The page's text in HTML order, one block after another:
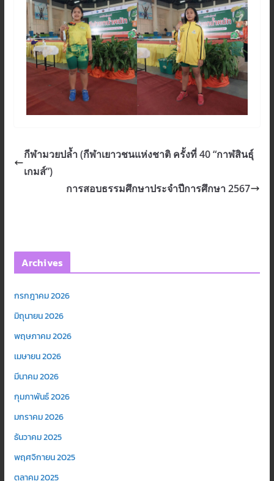
กีฬามวยปล้ำ (กีฬาเยาวชนแห่งชาติ ครั้งที่ 40 “กาฬสินธุ์
เกมส์”)
การสอบธรรมศึกษาประจำปีการศึกษา 2567
Archives
กรกฎาคม 2026
มิถุนายน 2026
พฤษภาคม 2026
เมษายน 2026
มีนาคม 2026
กุมภาพันธ์ 2026
มกราคม 2026
ธันวาคม 2025
พฤศจิกายน 2025
ตุลาคม 2025